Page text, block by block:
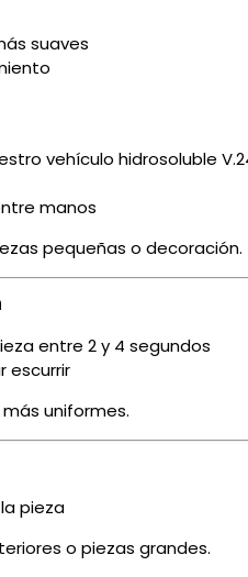
suaves
vehículo hidrosoluble
manos
pequeñas o decoración.
entre 2 y 4 segundos
escurrir
uniformes.
pieza
o piezas grandes.